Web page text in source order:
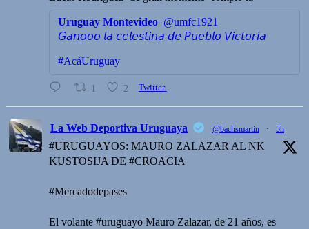
Uruguay Montevideo @umfc1921
𝘎𝘢𝘯𝘰𝘰𝘰 𝘭𝘢 𝘤𝘦𝘭𝘦𝘴𝘵𝘪𝘯𝘢 𝘥𝘦 𝘗𝘶𝘦𝘣𝘭𝘰 𝘝𝘪𝘤𝘵𝘰𝘳𝘪𝘢
#AcáUruguay
1 2 Twitter
La Web Deportiva Uruguaya @bachsmartin · 5h
#URUGUAYOS: MAURO ZALAZAR AL NK
KUSTOSIJA DE #CROACIA
#Mercadodepases
El volante #uruguayo Mauro Zalazar, de 21 años, es